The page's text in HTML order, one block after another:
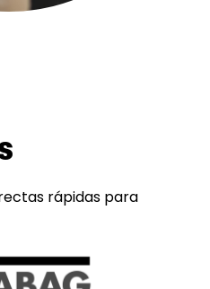
rápidas para